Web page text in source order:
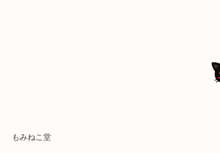
もみねこ堂